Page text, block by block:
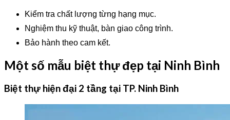
Kiểm tra chất lượng từng hạng mục.
Nghiệm thu kỹ thuật, bàn giao công trình.
Bảo hành theo cam kết.
Một số mẫu biệt thự đẹp tại Ninh Bình
Biệt thự hiện đại 2 tầng tại TP. Ninh Bình